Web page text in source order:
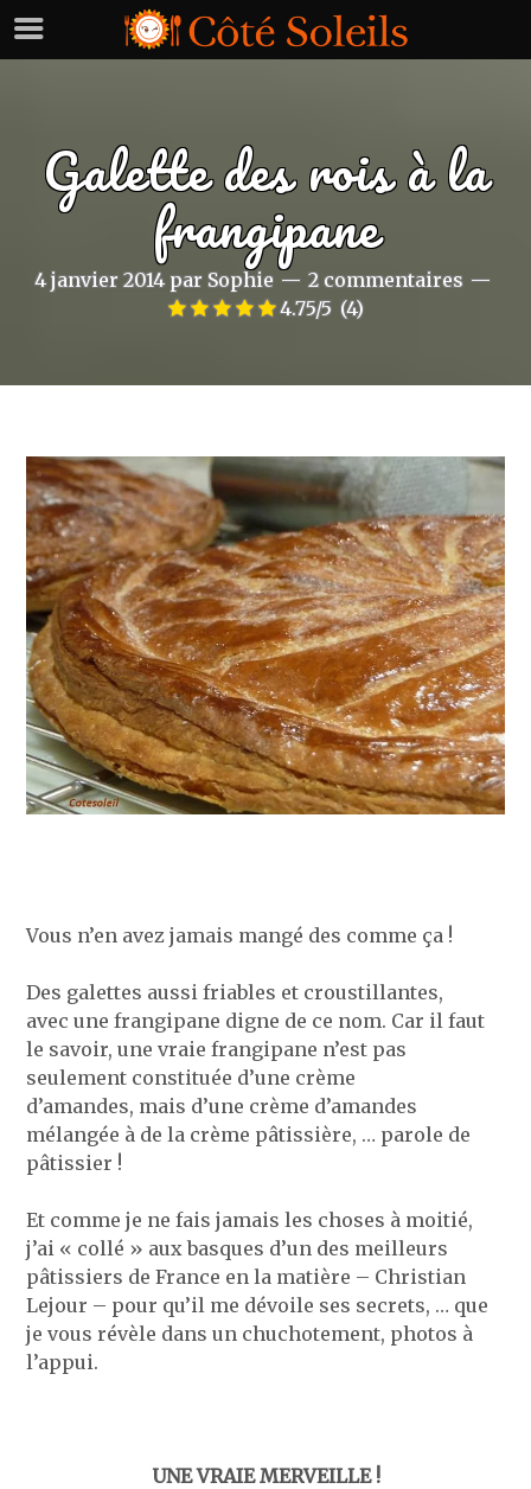
Galette des rois à la
frangipane
4 janvier 2014 par Sophie
2 commentaires
4.75/5 (4)
Vous n’en avez jamais mangé des comme ça !
Des galettes aussi friables et croustillantes,
avec une frangipane digne de ce nom. Car il faut
le savoir, une vraie frangipane n’est pas
seulement constituée d’une crème
d’amandes, mais d’une crème d’amandes
mélangée à de la crème pâtissière, … parole de
pâtissier !
Et comme je ne fais jamais les choses à moitié,
j’ai « collé » aux basques d’un des meilleurs
pâtissiers de France en la matière – Christian
Lejour – pour qu’il me dévoile ses secrets, … que
je vous révèle dans un chuchotement, photos à
l’appui.
UNE VRAIE MERVEILLE !